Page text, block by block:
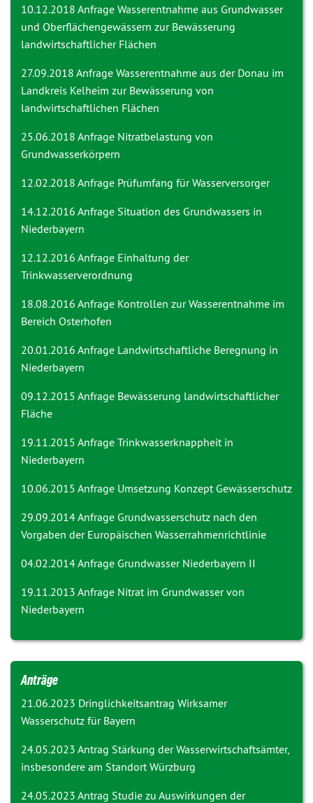
10.12.2018 Anfrage Wasserentnahme aus Grundwasser
und Oberflächengewässern zur Bewässerung
landwirtschaftlicher Flächen
27.09.2018 Anfrage Wasserentnahme aus der Donau im
Landkreis Kelheim zur Bewässerung von
landwirtschaftlichen Flächen
25.06.2018 Anfrage Nitratbelastung von
Grundwasserkörpern
12.02.2018 Anfrage Prüfumfang für Wasserversorger
14.12.2016 Anfrage Situation des Grundwassers in
Niederbayern
12.12.2016 Anfrage Einhaltung der
Trinkwasserverordnung
18.08.2016 Anfrage Kontrollen zur Wasserentnahme im
Bereich Osterhofen
20.01.2016 Anfrage Landwirtschaftliche Beregnung in
Niederbayern
09.12.2015 Anfrage Bewässerung landwirtschaftlicher
Fläche
19.11.2015 Anfrage Trinkwasserknappheit in
Niederbayern
10.06.2015 Anfrage Umsetzung Konzept Gewässerschutz
29.09.2014 Anfrage Grundwasserschutz nach den
Vorgaben der Europäischen Wasserrahmenrichtlinie
04.02.2014 Anfrage Grundwasser Niederbayern II
19.11.2013 Anfrage Nitrat im Grundwasser von
Niederbayern
Anträge
21.06.2023 Dringlichkeitsantrag Wirksamer
Wasserschutz für Bayern
24.05.2023 Antrag Stärkung der Wasserwirtschaftsämter,
insbesondere am Standort Würzburg
24.05.2023 Antrag Studie zu Auswirkungen der